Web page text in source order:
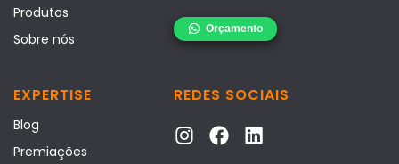
Produtos
Sobre nós
EXPERTISE
Blog
Premiações
REDES SOCIAIS